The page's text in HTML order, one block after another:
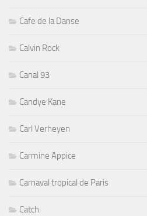
Cafe de la Danse
Calvin Rock
Canal 93
Candye Kane
Carl Verheyen
Carmine Appice
Carnaval tropical de Paris
Catch